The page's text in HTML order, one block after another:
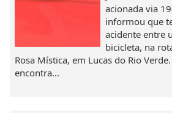
acionada via
informou que
acidente entre
bicicleta, na
Rosa Mística, em Lucas do Rio
encontra...